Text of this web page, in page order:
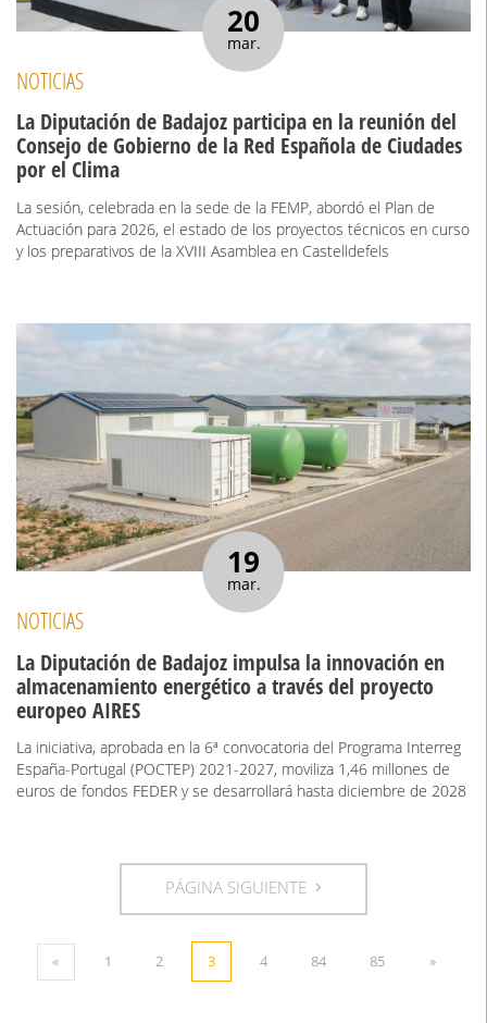
20
mar.
NOTICIAS
La Diputación de Badajoz participa en la reunión del
Consejo de Gobierno de la Red Española de Ciudades
por el Clima
La sesión, celebrada en la sede de la FEMP, abordó el Plan de
Actuación para 2026, el estado de los proyectos técnicos en curso
y los preparativos de la XVIII Asamblea en Castelldefels
19
mar.
NOTICIAS
La Diputación de Badajoz impulsa la innovación en
almacenamiento energético a través del proyecto
europeo AIRES
La iniciativa, aprobada en la 6ª convocatoria del Programa Interreg
España-Portugal (POCTEP) 2021-2027, moviliza 1,46 millones de
euros de fondos FEDER y se desarrollará hasta diciembre de 2028
PÁGINA SIGUIENTE
« 1 2 3 4 84 85 »